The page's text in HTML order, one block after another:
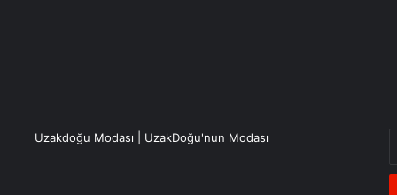
Uzakdoğu Modası | UzakDoğu'nun Modası